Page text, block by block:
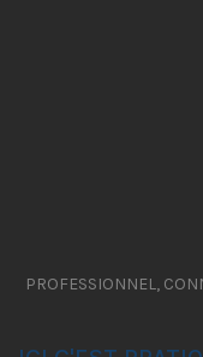
PROFESSIONNEL,